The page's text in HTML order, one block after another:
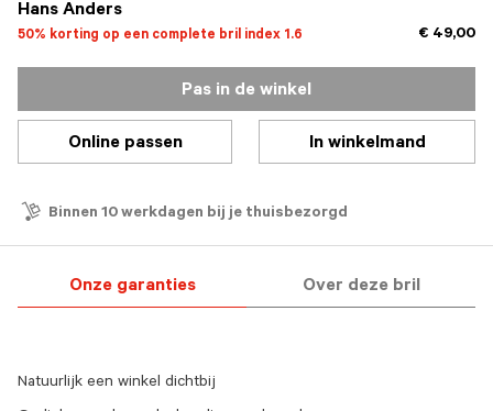
Hans Anders
50% korting op een complete bril index 1.6 € 49,00
Pas in de winkel
Online passen In winkelmand
Binnen 10 werkdagen bij je thuisbezorgd
Onze garanties Over deze bril
Natuurlijk een winkel dichtbij